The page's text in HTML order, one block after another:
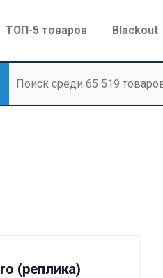
ТОП-5 товаров Blackout
(реплика)